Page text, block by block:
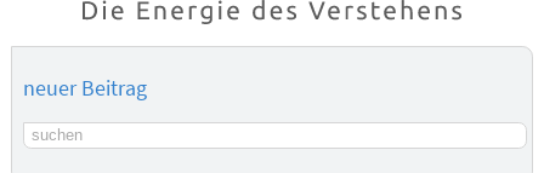
neuer Beitrag
Suchbegriff